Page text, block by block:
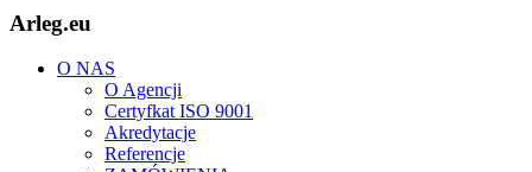
Arleg.eu
O NAS
O Agencji
Certyfkat ISO 9001
Akredytacje
Referencje